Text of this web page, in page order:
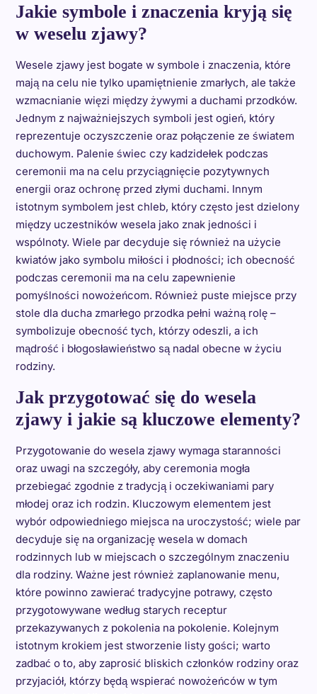
Jakie symbole i znaczenia kryją się
w weselu zjawy?
Wesele zjawy jest bogate w symbole i znaczenia, które
mają na celu nie tylko upamiętnienie zmarłych, ale także
wzmacnianie więzi między żywymi a duchami przodków.
Jednym z najważniejszych symboli jest ogień, który
reprezentuje oczyszczenie oraz połączenie ze światem
duchowym. Palenie świec czy kadzidełek podczas
ceremonii ma na celu przyciągnięcie pozytywnych
energii oraz ochronę przed złymi duchami. Innym
istotnym symbolem jest chleb, który często jest dzielony
między uczestników wesela jako znak jedności i
wspólnoty. Wiele par decyduje się również na użycie
kwiatów jako symbolu miłości i płodności; ich obecność
podczas ceremonii ma na celu zapewnienie
pomyślności nowożeńcom. Również puste miejsce przy
stole dla ducha zmarłego przodka pełni ważną rolę –
symbolizuje obecność tych, którzy odeszli, a ich
mądrość i błogosławieństwo są nadal obecne w życiu
rodziny.
Jak przygotować się do wesela
zjawy i jakie są kluczowe elementy?
Przygotowanie do wesela zjawy wymaga staranności
oraz uwagi na szczegóły, aby ceremonia mogła
przebiegać zgodnie z tradycją i oczekiwaniami pary
młodej oraz ich rodzin. Kluczowym elementem jest
wybór odpowiedniego miejsca na uroczystość; wiele par
decyduje się na organizację wesela w domach
rodzinnych lub w miejscach o szczególnym znaczeniu
dla rodziny. Ważne jest również zaplanowanie menu,
które powinno zawierać tradycyjne potrawy, często
przygotowywane według starych receptur
przekazywanych z pokolenia na pokolenie. Kolejnym
istotnym krokiem jest stworzenie listy gości; warto
zadbać o to, aby zaprosić bliskich członków rodziny oraz
przyjaciół, którzy będą wspierać nowożeńców w tym